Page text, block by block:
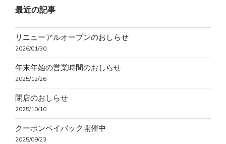
最近の記事
リニューアルオープンのおしらせ
2026/01/30
年末年始の営業時間のおしらせ
2025/12/26
閉店のおしらせ
2025/10/10
クーポンペイバック開催中
2025/09/23